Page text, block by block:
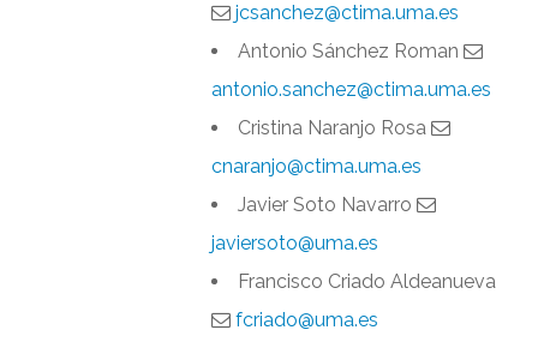
jcsanchez@ctima.uma.es
Antonio Sánchez Roman
antonio.sanchez@ctima.uma.es
Cristina Naranjo Rosa
cnaranjo@ctima.uma.es
Javier Soto Navarro
javiersoto@uma.es
Francisco Criado Aldeanueva
fcriado@uma.es